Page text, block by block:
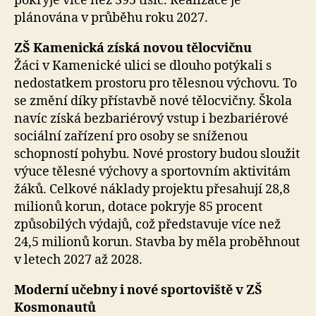
plánována v průběhu roku 2027.
ZŠ Kamenická získá novou tělocvičnu
Žáci v Kamenické ulici se dlouho potýkali s
nedostatkem prostoru pro tělesnou výchovu. To
se změní díky přístavbě nové tělocvičny. Škola
navíc získá bezbariérový vstup i bezbariérové
sociální zařízení pro osoby se sníženou
schopností pohybu. Nové prostory budou sloužit
výuce tělesné výchovy a sportovním aktivitám
žáků. Celkové náklady projektu přesahují 28,8
milionů korun, dotace pokryje 85 procent
způsobilých výdajů, což představuje více než
24,5 milionů korun. Stavba by měla proběhnout
v letech 2027 až 2028.
Moderní učebny i nové sportoviště v ZŠ
Kosmonautů